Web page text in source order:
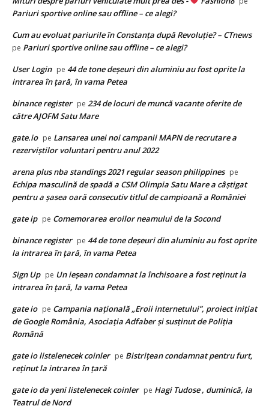
Pariuri sportive online sau offline – ce alegi?
Cum au evoluat pariurile în Constanța după Revoluție? – CTnews
pe Pariuri sportive online sau offline – ce alegi?
User Login pe 44 de tone deşeuri din aluminiu au fost oprite la
intrarea în ţară, în vama Petea
binance register pe 234 de locuri de muncă vacante oferite de
către AJOFM Satu Mare
gate.io pe Lansarea unei noi campanii MAPN de recrutare a
rezerviștilor voluntari pentru anul 2022
arena plus nba standings 2021 regular season philippines pe
Echipa masculină de spadă a CSM Olimpia Satu Mare a câștigat
pentru a șasea oară consecutiv titlul de campioană a României
gate ip pe Comemorarea eroilor neamului de la Socond
binance register pe 44 de tone deşeuri din aluminiu au fost oprite
la intrarea în ţară, în vama Petea
Sign Up pe Un ieșean condamnat la închisoare a fost reținut la
intrarea în țară, la vama Petea
gate io pe Campania națională „Eroii internetului”, proiect inițiat
de Google România, Asociația Adfaber și susținut de Poliția
Română
gate io listelenecek coinler pe Bistrițean condamnat pentru furt,
reținut la intrarea în țară
gate io da yeni listelenecek coinler pe Hagi Tudose , duminică, la
Teatrul de Nord